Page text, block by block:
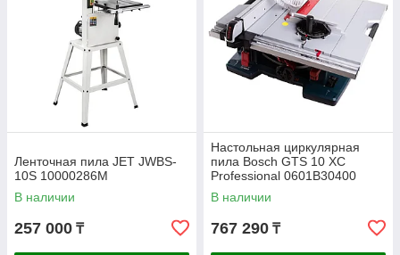
Ленточная пила JET JWBS-
10S 10000286M
В наличии
257 000 ₸
Настольная циркулярная
пила Bosch GTS 10 XC
Professional 0601B30400
В наличии
767 290 ₸